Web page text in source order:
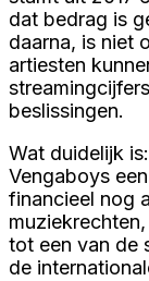
dat bedrag is
daarna, is niet
artiesten
beslissingen.
Wat duidelijk
Vengaboys
financieel nog
tot een van de
de